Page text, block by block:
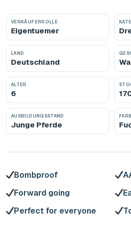
VERKÄUFERROLLE
Eigentuemer
LAND
Deutschland
ALTER
6
AUSBILDUNGSSTAND
Junge Pferde
Bombproof
Forward going
Perfect for everyone